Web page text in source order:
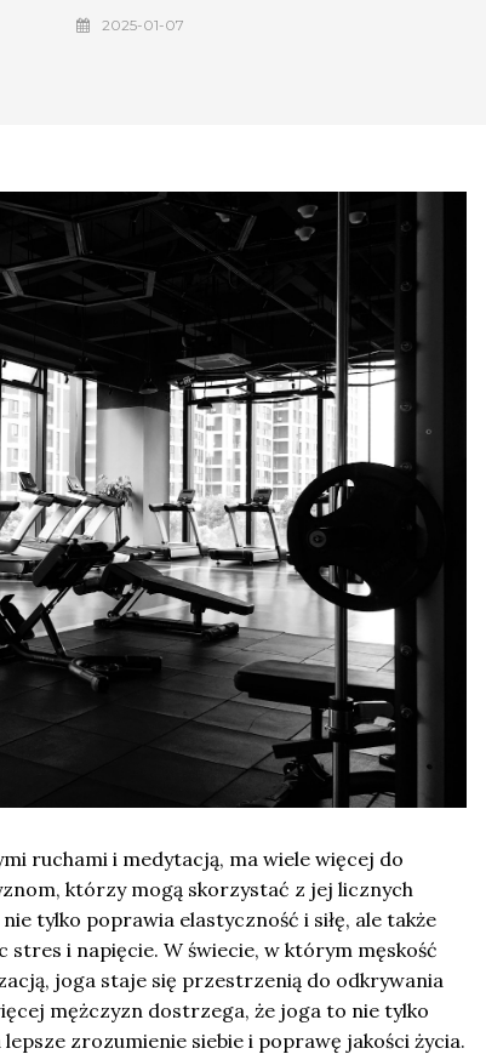
2025-01-07
ruchami i medytacją, ma wiele więcej do
którzy mogą skorzystać z jej licznych
tylko poprawia elastyczność i siłę, ale także
i napięcie. W świecie, w którym męskość
joga staje się przestrzenią do odkrywania
mężczyzn dostrzega, że joga to nie tylko
lepsze zrozumienie siebie i poprawę jakości życia.